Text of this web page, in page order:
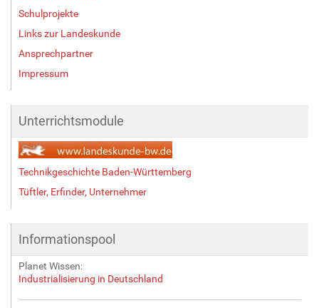
Schulprojekte
Links zur Landeskunde
Ansprechpartner
Impressum
Unterrichtsmodule
Technikgeschichte Baden-Württemberg
Tüftler, Erfinder, Unternehmer
Informationspool
Planet Wissen:
Industrialisierung in Deutschland